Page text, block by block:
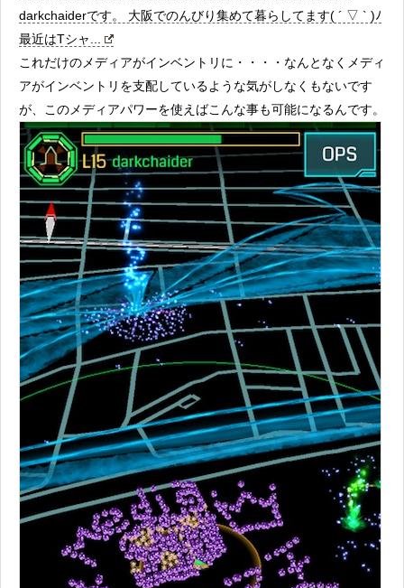
darkchaiderです。 大阪でのんびり集めて暮らしてます( ´ ▽ ` )ﾉ
最近はTシャ...
これだけのメディアがインベントリに・・・・なんとなくメディ
アがインベントリを支配しているような気がしなくもないです
が、このメディアパワーを使えばこんな事も可能になるんです。